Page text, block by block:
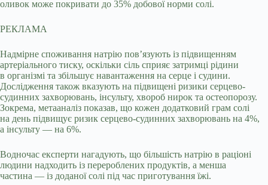
оливок може покривати до 35% добової норми солі.
РЕКЛАМА
Надмірне споживання натрію пов’язують із підвищенням
артеріального тиску, оскільки сіль сприяє затримці рідини
в організмі та збільшує навантаження на серце і судини.
Дослідження також вказують на підвищені ризики серцево-
судинних захворювань, інсульту, хвороб нирок та остеопорозу.
Зокрема, метааналіз показав, що кожен додатковий грам солі
на день підвищує ризик серцево-судинних захворювань на 4%,
а інсульту — на 6%.
Водночас експерти нагадують, що більшість натрію в раціоні
людини надходить із перероблених продуктів, а менша
частина — із доданої солі під час приготування їжі.